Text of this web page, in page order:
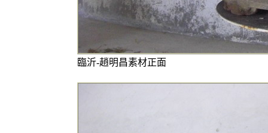
臨沂-趙明昌素材正面